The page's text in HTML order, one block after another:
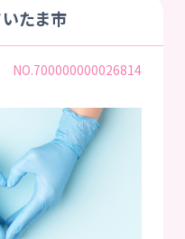
たま市
NO.700000000026814